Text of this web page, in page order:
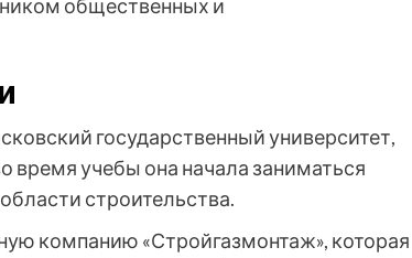
общественных и
государственный университет,
время учебы она начала заниматься
строительства.
компанию «Стройгазмонтаж», которая